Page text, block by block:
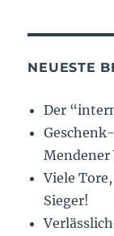
NEUESTE
Der
Mendener
Viele
Sieger!